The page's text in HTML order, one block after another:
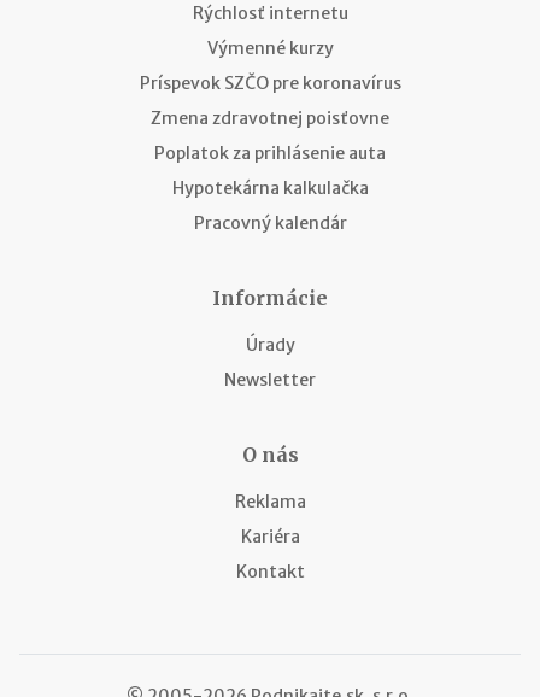
Rýchlosť internetu
Výmenné kurzy
Príspevok SZČO pre koronavírus
Zmena zdravotnej poisťovne
Poplatok za prihlásenie auta
Hypotekárna kalkulačka
Pracovný kalendár
Informácie
Úrady
Newsletter
O nás
Reklama
Kariéra
Kontakt